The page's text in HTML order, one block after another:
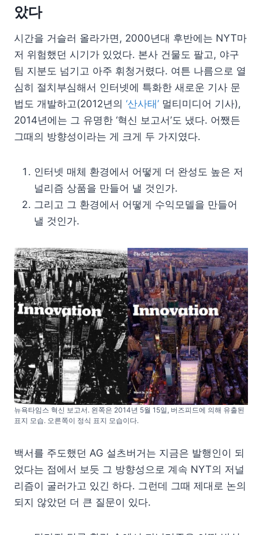
았다
시간을 거슬러 올라가면, 2000년대 후반에는 NYT마
저 위험했던 시기가 있었다. 본사 건물도 팔고, 야구
팀 지분도 넘기고 아주 휘청거렸다. 여튼 나름으로 열
심히 절치부심해서 인터넷에 특화한 새로운 기사 문
법도 개발하고(2012년의 ‘산사태’ 멀티미디어 기사),
2014년에는 그 유명한 ‘혁신 보고서’도 냈다. 어쨌든
그때의 방향성이라는 게 크게 두 가지였다.
인터넷 매체 환경에서 어떻게 더 완성도 높은 저
널리즘 상품을 만들어 낼 것인가.
그리고 그 환경에서 어떻게 수익모델을 만들어
낼 것인가.
뉴욕타임스 혁신 보고서. 왼쪽은 2014년 5월 15일, 버즈피드에 의해 유출된
표지 모습. 오른쪽이 정식 표지 모습이다.
백서를 주도했던 AG 설츠버거는 지금은 발행인이 되
었다는 점에서 보듯 그 방향성으로 계속 NYT의 저널
리즘이 굴러가고 있긴 하다. 그런데 그때 제대로 논의
되지 않았던 더 큰 질문이 있다.